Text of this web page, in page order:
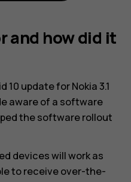
and how did it
10 update for Nokia 3.1
aware of a software
the software rollout
devices will work as
to receive over-the-